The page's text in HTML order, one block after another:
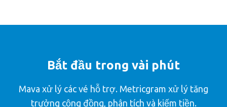
Bắt đầu trong vài phút
Mava xử lý các vé hỗ trợ. Metricgram xử lý tăng
trưởng cộng đồng, phân tích và kiếm tiền.